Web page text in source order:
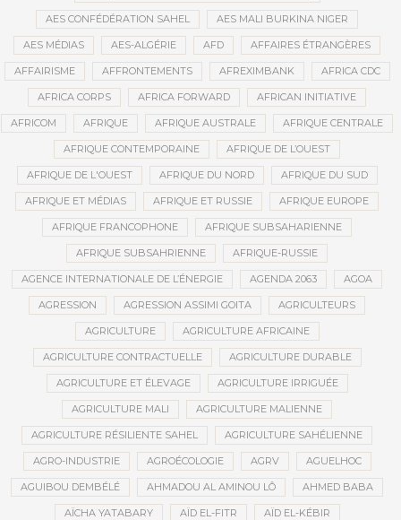
AES CONFÉDÉRATION SAHEL AES MALI BURKINA NIGER
AES MÉDIAS AES-ALGÉRIE AFD AFFAIRES ÉTRANGÈRES
AFFAIRISME AFFRONTEMENTS AFREXIMBANK AFRICA CDC
AFRICA CORPS AFRICA FORWARD AFRICAN INITIATIVE
AFRICOM AFRIQUE AFRIQUE AUSTRALE AFRIQUE CENTRALE
AFRIQUE CONTEMPORAINE AFRIQUE DE L’OUEST
AFRIQUE DE L'OUEST AFRIQUE DU NORD AFRIQUE DU SUD
AFRIQUE ET MÉDIAS AFRIQUE ET RUSSIE AFRIQUE EUROPE
AFRIQUE FRANCOPHONE AFRIQUE SUBSAHARIENNE
AFRIQUE SUBSAHRIENNE AFRIQUE-RUSSIE
AGENCE INTERNATIONALE DE L’ÉNERGIE AGENDA 2063 AGOA
AGRESSION AGRESSION ASSIMI GOITA AGRICULTEURS
AGRICULTURE AGRICULTURE AFRICAINE
AGRICULTURE CONTRACTUELLE AGRICULTURE DURABLE
AGRICULTURE ET ÉLEVAGE AGRICULTURE IRRIGUÉE
AGRICULTURE MALI AGRICULTURE MALIENNE
AGRICULTURE RÉSILIENTE SAHEL AGRICULTURE SAHÉLIENNE
AGRO-INDUSTRIE AGROÉCOLOGIE AGRV AGUELHOC
AGUIBOU DEMBÉLÉ AHMADOU AL AMINOU LÔ AHMED BABA
AÏCHA YATABARY AÏD EL-FITR AÏD EL-KÉBIR